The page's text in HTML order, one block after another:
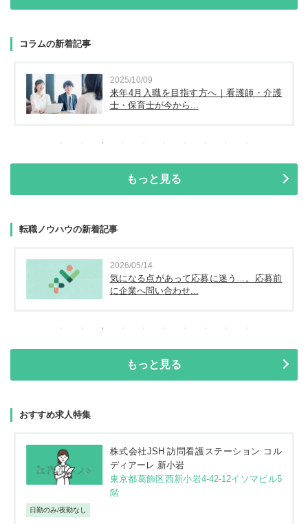
コラムの新着記事
2025/10/09
来年4月入職を目指す方へ｜看護師・介護
士・保育士が今から...
もっと見る
転職ノウハウの新着記事
2026/05/14
気になる点があって応募に迷う…。応募前
に企業へ問い合わせ...
もっと見る
おすすめ求人特集
株式会社JSH 訪問看護ステーション コル
ディアーレ 新小岩
東京都葛飾区西新小岩4-42-12イソマビル5
階
日勤のみ/夜勤なし